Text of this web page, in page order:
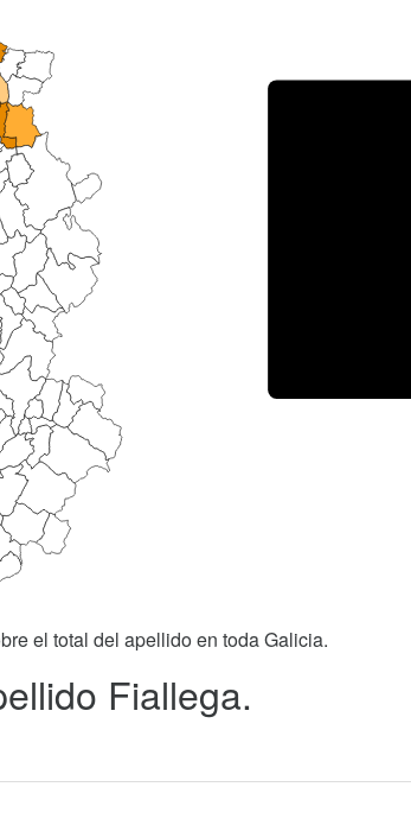
el total del apellido en toda Galicia.
Fiallega.